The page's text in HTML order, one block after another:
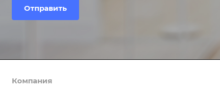
Отправить
Компания